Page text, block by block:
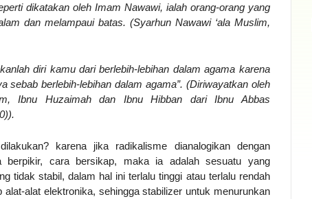
dikatakan oleh Imam Nawawi, ialah orang-orang yang
dan melampaui batas. (Syarhun Nawawi ‘ala Muslim,
diri kamu dari berlebih-lebihan dalam agama karena
sebab berlebih-lebihan dalam agama”. (Diriwayatkan oleh
Ibnu Huzaimah dan Ibnu Hibban dari Ibnu Abbas
karena jika radikalisme dianalogikan dengan
cara bersikap, maka ia adalah sesuatu yang
tidak stabil, dalam hal ini terlalu tinggi atau terlalu rendah
alat elektronika, sehingga stabilizer untuk menurunkan